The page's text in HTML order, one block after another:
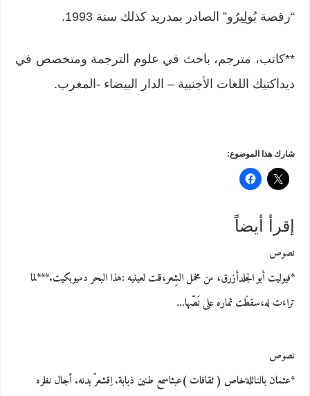
“رقصة بُولِيرُو” الصادر بمدريد كذلك سنة 1993.
**كاتب، مترجم، باحث في علوم الترجمة ومتخصص في
ديداكتيك اللغات الأجنبية – الدار البيضاء -المغرب.
شارك هذا الموضوع:
إقرأ أيضاً
نصوص
*فيوليت أبو الجلدأزرق، من مخمل الشِعر،قلت لعينيه :هذا البحر دميوبكيت.***لما
تراءَت له،سقطَت ثماره على نَصّها…
نصوص
*عثمان بالنائلةخاص ( ثقافات )عبثاسمع طنين ذبابة. اِقشعرّ بدنه. أجال نظره